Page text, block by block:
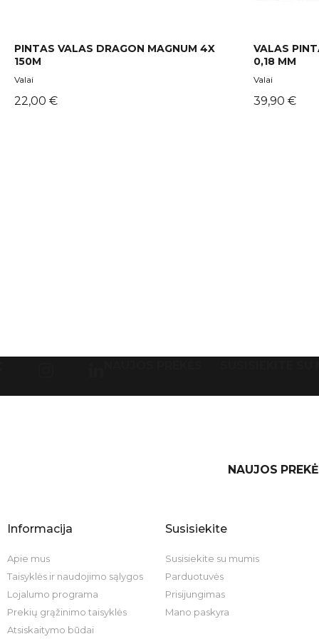
PINTAS VALAS DRAGON MAGNUM 4X
150M
Valai
Kaina
22,00 €
VALAS
0,18 MM
Valai
Kaina
39,90 €
NAUJOS
Informacija
Apie mus
Taisyklės ir naudojimo sąlygos
Lojalumo programa
Prekių grąžinimo taisyklės
Atsiskaitymo būdai
Susisiekite
Susisiekite su mumis
Parduotuvės
Prisijungimas
Mano paskyra